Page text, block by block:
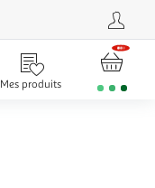
Mes produits